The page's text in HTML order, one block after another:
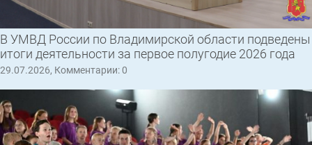
В УМВД России по Владимирской области подведены
итоги деятельности за первое полугодие 2026 года
29.07.2026, Комментарии: 0